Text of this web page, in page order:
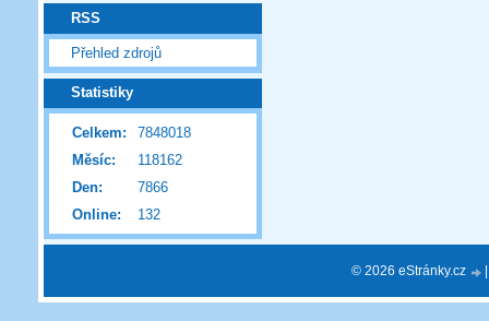
RSS
Přehled zdrojů
Statistiky
Online: 132
Celkem:
7848018
Měsíc:
118162
Den:
7866
© 2026 eStránky.cz